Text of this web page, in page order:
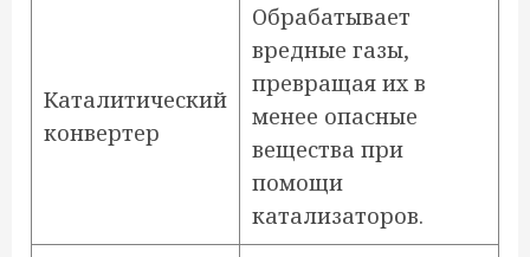
Каталитический
конвертер
Обрабатывает
вредные газы,
превращая их в
менее опасные
вещества при
помощи
катализаторов.